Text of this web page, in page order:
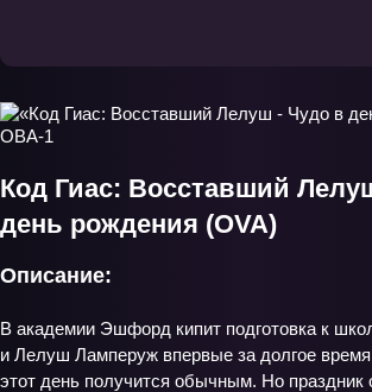
Код Гиас: Восставший
день рождения (OVA)
Описание:
В академии Эшфорд кипит подготовка к
и Лелуш Ламперуж впервые за долгое время
этот день получится обычным. Но праздник